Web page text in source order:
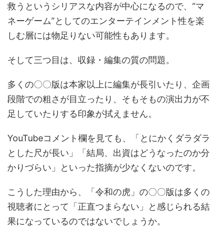
救うというシリアスな内容が中心になるので、“マ
ネーゲーム”としてのエンターテインメント性を楽
しむ層には物足りない可能性もあります。
そして三つ目は、収録・編集の質の問題。
多くの〇〇版は本家以上に編集が長引いたり、企画
段階での粗さが目立ったり、そもそもの演出力が不
足していたりする印象が拭えません。
YouTubeコメント欄を見ても、「とにかくダラダラ
とした尺が長い」「結局、出資はどうなったのか分
かりづらい」といった指摘が少なくないのです。
こうした理由から、「令和の虎」の〇〇版は多くの
視聴者にとって「正直つまらない」と感じられる結
果になっているのではないでしょうか。